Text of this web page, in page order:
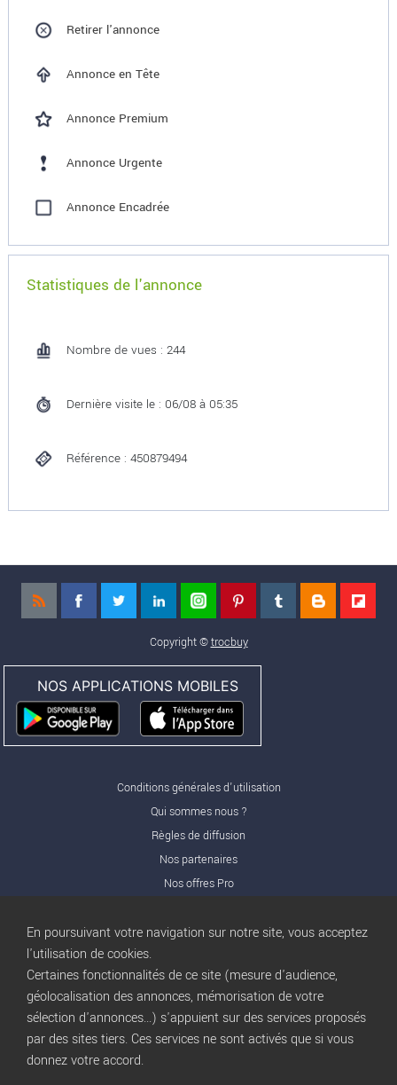
Retirer l'annonce
Annonce en Tête
Annonce Premium
Annonce Urgente
Annonce Encadrée
Statistiques de l'annonce
Nombre de vues : 244
Dernière visite le : 06/08 à 05:35
Référence : 450879494
Copyright ©trocbuy
NOS APPLICATIONS MOBILES
Conditions générales d'utilisation
Qui sommes nous ?
Règles de diffusion
Nos partenaires
Nos offres Pro
Publicité
Conditions d’Utilisation
Privacy Policy
Blogtrocbuy
Plan du site
En poursuivant votre navigation sur notre site, vous acceptez
l'utilisation de cookies.
Certaines fonctionnalités de ce site (mesure d'audience,
géolocalisation des annonces, mémorisation de votre
sélection d'annonces...) s'appuient sur des services proposés
par des sites tiers. Ces services ne sont activés que si vous
donnez votre accord.